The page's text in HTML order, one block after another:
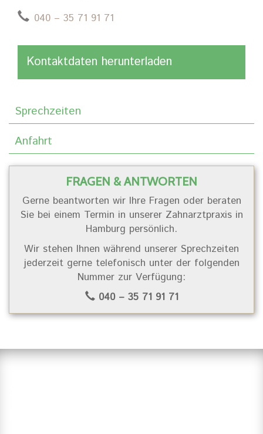
040 – 35 71 91 71
Kontaktdaten herunterladen
Sprechzeiten
Anfahrt
FRAGEN & ANTWORTEN
Gerne beantworten wir Ihre Fragen oder beraten
Sie bei einem Termin in unserer Zahnarztpraxis in
Hamburg persönlich.
Wir stehen Ihnen während unserer Sprechzeiten
jederzeit gerne telefonisch unter der folgenden
Nummer zur Verfügung:
040 – 35 71 91 71